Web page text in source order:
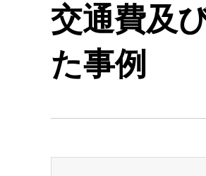
交通費及
た事例